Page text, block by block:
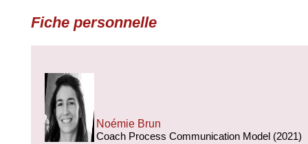
Fiche personnelle
Noémie Brun
Coach Process Communication Model (2021)